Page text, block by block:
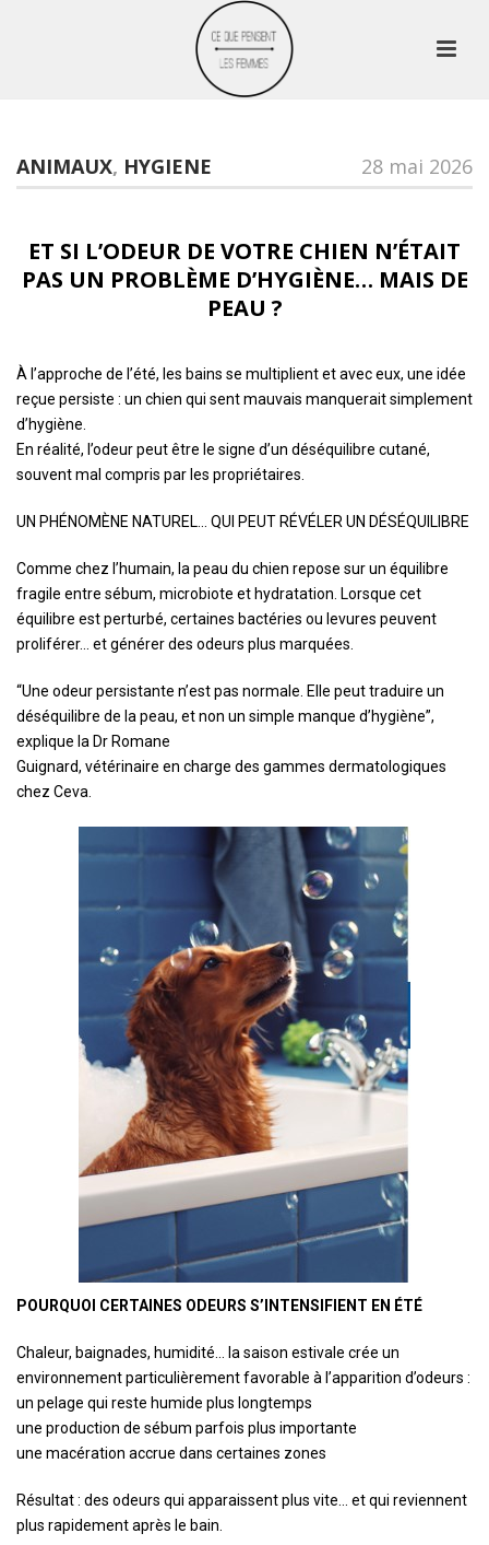
ANIMAUX, HYGIENE 28 mai 2026
ET SI L’ODEUR DE VOTRE CHIEN N’ÉTAIT
PAS UN PROBLÈME D’HYGIÈNE… MAIS DE
PEAU ?
À l’approche de l’été, les bains se multiplient et avec eux, une idée
reçue persiste : un chien qui sent mauvais manquerait simplement
d’hygiène.
En réalité, l’odeur peut être le signe d’un déséquilibre cutané,
souvent mal compris par les propriétaires.
UN PHÉNOMÈNE NATUREL… QUI PEUT RÉVÉLER UN DÉSÉQUILIBRE
Comme chez l’humain, la peau du chien repose sur un équilibre
fragile entre sébum, microbiote et hydratation. Lorsque cet
équilibre est perturbé, certaines bactéries ou levures peuvent
proliférer… et générer des odeurs plus marquées.
“Une odeur persistante n’est pas normale. Elle peut traduire un
déséquilibre de la peau, et non un simple manque d’hygiène”,
explique la Dr Romane
Guignard, vétérinaire en charge des gammes dermatologiques
chez Ceva.
POURQUOI CERTAINES ODEURS S’INTENSIFIENT EN ÉTÉ
Chaleur, baignades, humidité… la saison estivale crée un
environnement particulièrement favorable à l’apparition d’odeurs :
un pelage qui reste humide plus longtemps
une production de sébum parfois plus importante
une macération accrue dans certaines zones
Résultat : des odeurs qui apparaissent plus vite… et qui reviennent
plus rapidement après le bain.